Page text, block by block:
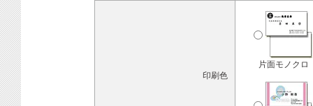
印刷色
片面モノクロ